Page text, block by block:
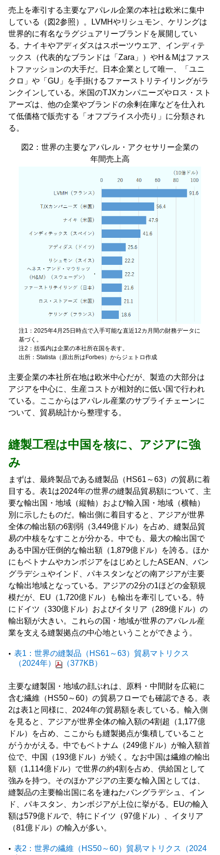
売上を牽引する主要なアパレル企業の本社は欧米に集中
している（図2参照）。LVMHやリシュモン、ケリングは
世界的に有名なラグジュアリーブランドを展開してい
る。ナイキやアディダスはスポーツウエア、インディテ
ックス（代表的なブランドは「Zara」）やH＆Mはファス
トファッションの大手だ。日本企業として唯一、「ユニ
クロ」や「GU」を手掛けるファーストリテイリングがラ
ンクインしている。米国のTJXカンパニーズやロス・スト
アーズは、他の企業やブランドの余剰在庫などを仕入れ
て低価格で販売する「オフプライス小売り」に分類され
る。
図2：世界の主要なアパレル・アクセサリー企業の
年間売上高
注1：2025年4月25日時点で入手可能な直近12カ月間の財務データに
基づく。
注2：括弧内は企業の本社所在国を表す。
出所：Statista（原出所はForbes）からジェトロ作成
主要企業の本社所在地は欧米中心だが、製造の大部分は
アジアを中心に、生産コストが相対的に低い国で行われ
ている。ここからはアパレル産業のサプライチェーンに
ついて、貿易統計から整理する。
縫製工程は中国を核に、アジアに強
み
まずは、最終製品である縫製品（HS61～63）の貿易に着
目する。表1は2024年の世界の縫製品貿易額について、主
要な輸出国・地域（縦軸）および輸入国・地域（横軸）
別に示したものだ。輸出側に着目すると、アジアが世界
全体の輸出額の6割弱（3,449億ドル）を占め、縫製品貿
易の中核をなすことが分かる。中でも、最大の輸出国で
ある中国が圧倒的な輸出額（1,879億ドル）を誇る。ほか
にもベトナムやカンボジアをはじめとしたASEAN、バン
グラデシュやインド、パキスタンなどの南アジアが主要
な輸出地域となっている。アジアの2分の1ほどの金額規
模だが、EU（1,720億ドル）も輸出を牽引している。特
にドイツ（330億ドル）およびイタリア（289億ドル）の
輸出額が大きい。これらの国・地域が世界のアパレル産
業を支える縫製拠点の中心地ということができよう。
表1：世界の縫製品（HS61～63）貿易マトリクス
（2024年）
（377KB）
主要な縫製国・地域の顔ぶれは、原料・中間財を広範に
含む繊維（HS50～60）の貿易フローでも確認できる。表
2は表1と同様に、2024年の貿易額を表している。輸入側
を見ると、アジアが世界全体の輸入額の4割超（1,177億
ドル）を占め、ここからも縫製拠点が集積していること
がうかがえる。中でもベトナム（249億ドル）が輸入額首
位で、中国（193億ドル）が続く。なお中国は繊維の輸出
額（1,114億ドル）で世界の約4割を占め、供給国として
強みを持つ。そのほかアジアの主要な輸入国としては、
縫製品の主要輸出国に名を連ねたバングラデシュ、イン
ド、パキスタン、カンボジアが上位に挙がる。EUの輸入
額は579億ドルで、特にドイツ（97億ドル）、イタリア
（81億ドル）の輸入が多い。
表2：世界の繊維（HS50～60）貿易マトリクス（2024